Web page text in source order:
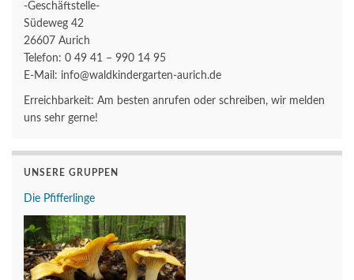
-Geschäftstelle-
Südeweg 42
26607 Aurich
Telefon: 0 49 41 – 990 14 95
E-Mail: info@waldkindergarten-aurich.de
Erreichbarkeit: Am besten anrufen oder schreiben, wir melden
uns sehr gerne!
UNSERE GRUPPEN
Die Pfifferlinge